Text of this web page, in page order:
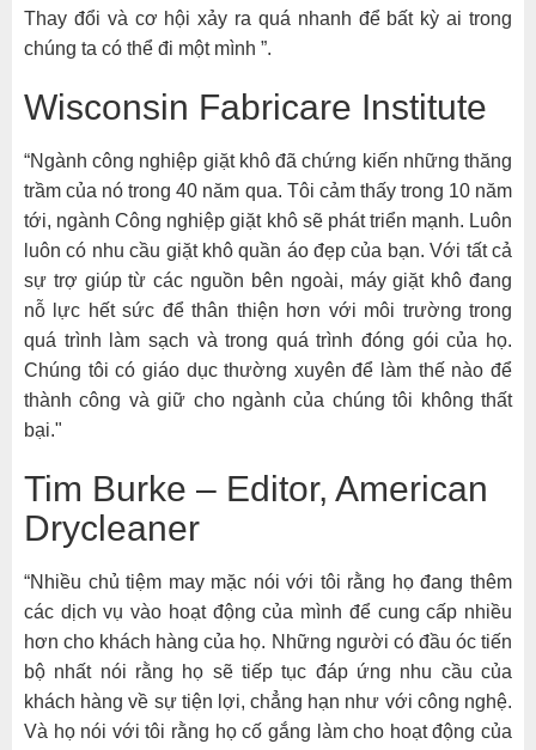
Thay đổi và cơ hội xảy ra quá nhanh để bất kỳ ai trong
chúng ta có thể đi một mình ”.
Wisconsin Fabricare Institute
“Ngành công nghiệp giặt khô đã chứng kiến những thăng
trầm của nó trong 40 năm qua. Tôi cảm thấy trong 10 năm
tới, ngành Công nghiệp giặt khô sẽ phát triển mạnh. Luôn
luôn có nhu cầu giặt khô quần áo đẹp của bạn. Với tất cả
sự trợ giúp từ các nguồn bên ngoài, máy giặt khô đang
nỗ lực hết sức để thân thiện hơn với môi trường trong
quá trình làm sạch và trong quá trình đóng gói của họ.
Chúng tôi có giáo dục thường xuyên để làm thế nào để
thành công và giữ cho ngành của chúng tôi không thất
bại."
Tim Burke – Editor, American
Drycleaner
“Nhiều chủ tiệm may mặc nói với tôi rằng họ đang thêm
các dịch vụ vào hoạt động của mình để cung cấp nhiều
hơn cho khách hàng của họ. Những người có đầu óc tiến
bộ nhất nói rằng họ sẽ tiếp tục đáp ứng nhu cầu của
khách hàng về sự tiện lợi, chẳng hạn như với công nghệ.
Và họ nói với tôi rằng họ cố gắng làm cho hoạt động của